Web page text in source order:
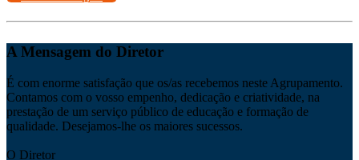
A Mensagem do Diretor
É com enorme satisfação que os/as recebemos neste Agrupamento.
Contamos com o vosso empenho, dedicação e criatividade, na
prestação de um serviço público de educação e formação de
qualidade. Desejamos-lhe os maiores sucessos.
O Diretor